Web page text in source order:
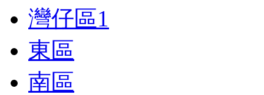
灣仔區1
東區
南區